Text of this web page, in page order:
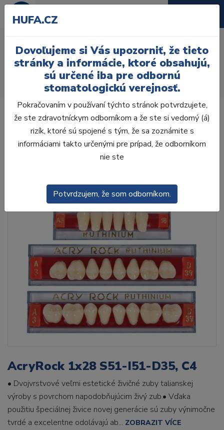
D35, C4
Zuby
AcryRock
AcryRock 1x28 S51-I51-D35, C4
AcryRock 1x28 S51-I51-D35, C4
• Dvojvrstvové veľmi estetické živičné zuby talianskej
výroby s povrchom napodobňujúcim živý zub.• Vďaka
použitiu špeciálnej živice novej generácie sú zuby výnimočne
tvrdé a excelentne odolávajú ab... ZOBRAZIT VÍCE
HUFA.CZ
Dovoľujeme si Vás upozorniť, že tieto
stránky a informácie, ktoré obsahujú,
sú určené iba pre odbornú
stomatologickú verejnosť.
Pokračovaním v používaní týchto stránok potvrdzujete,
že ste zdravotníckym odborníkom a že ste si vedomý (á)
rizík, ktoré sú spojené s tým, že sa zoznámite s
informáciami takto určenými pre prípad, že odborníkom
nie ste
Potvrdzujem, že som odborníkom.